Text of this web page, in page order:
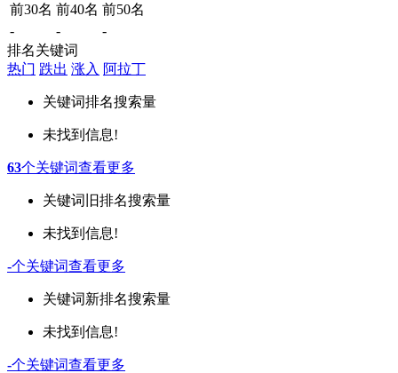
前30名 前40名 前50名
-
-
-
排名关键词
热门 跌出 涨入 阿拉丁
关键词排名搜索量
未找到信息!
63个关键词查看更多
关键词 旧排名搜索量
未找到信息!
-个关键词查看更多
关键词新排名搜索量
未找到信息!
-个关键词查看更多